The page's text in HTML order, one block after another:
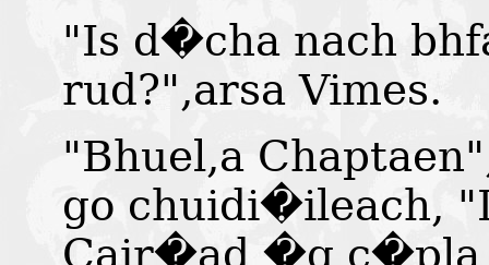
"Is d�cha nach
rud?",arsa Vimes.
"Bhuel,a
go chuidi�ileach,
Cair�ad �g